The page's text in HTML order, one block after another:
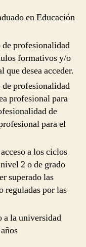
en Educación
de profesionalidad
formativos y/o
desea acceder.
de profesionalidad
profesional para
de
para el
a los ciclos
2 o de grado
superado las
reguladas por las
a la universidad